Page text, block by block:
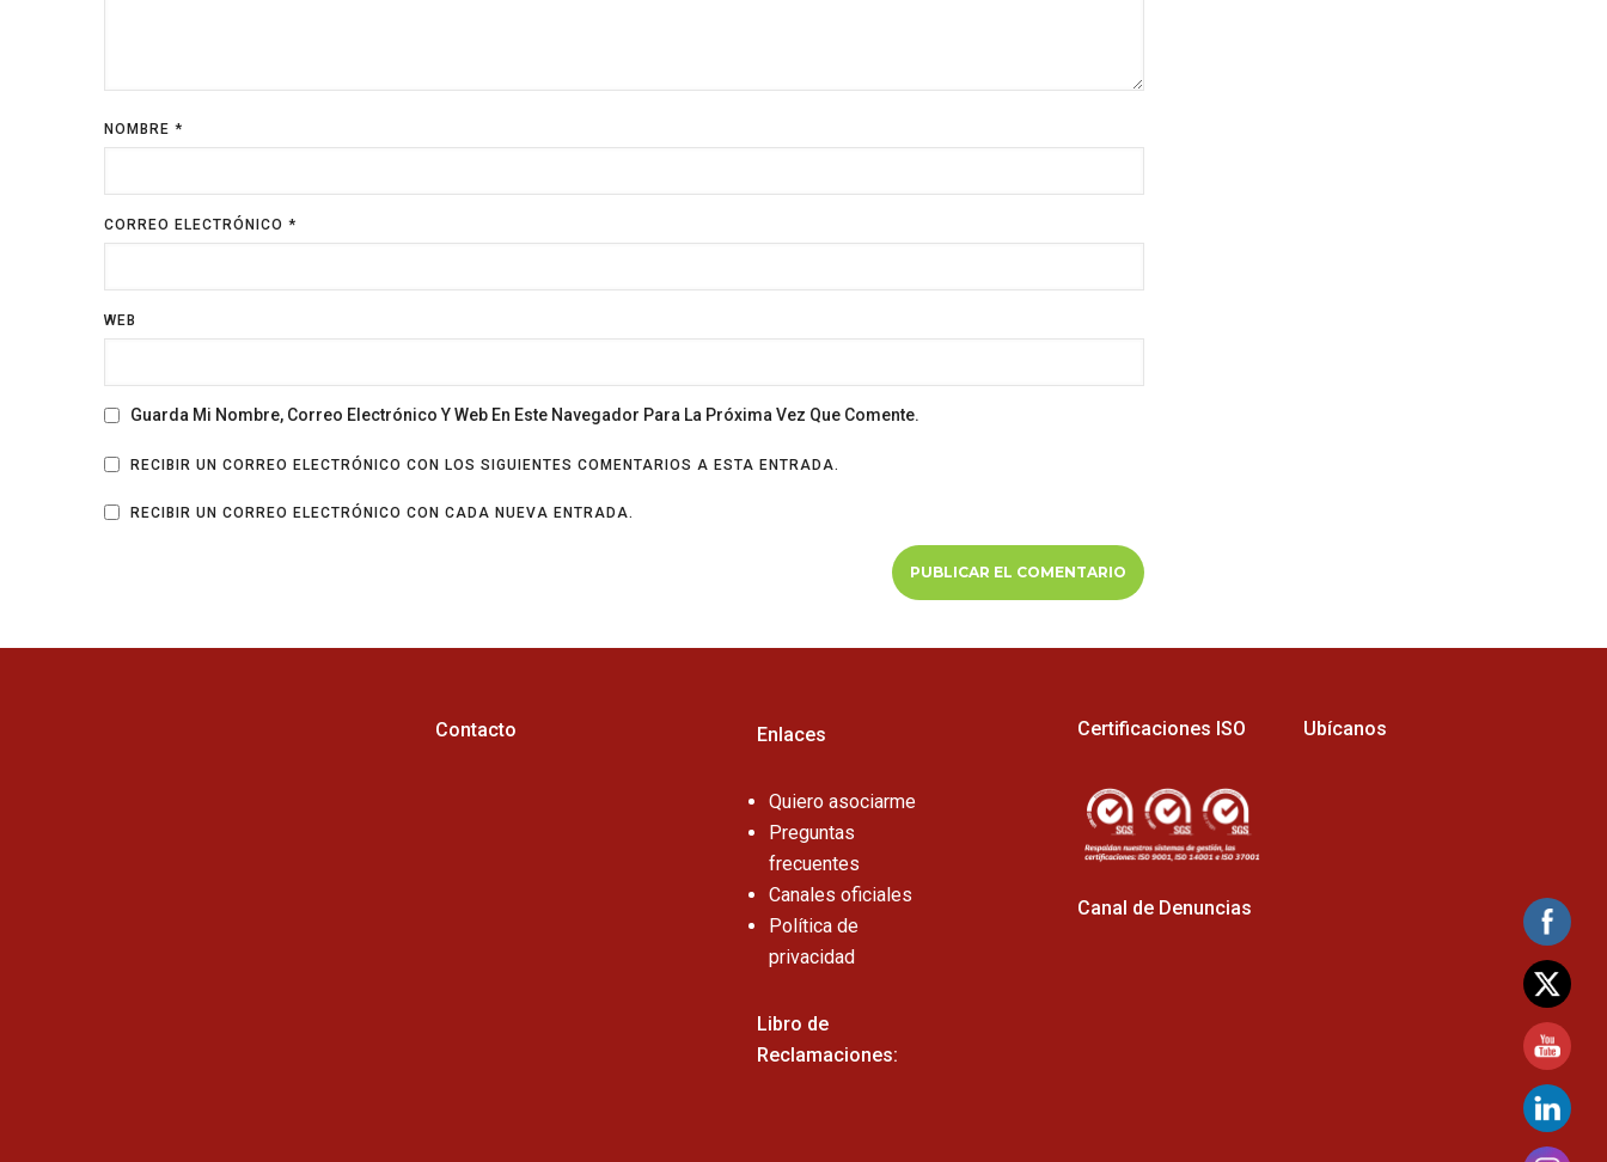
NOMBRE *
CORREO ELECTRÓNICO *
WEB
Guarda Mi Nombre, Correo Electrónico Y Web En Este Navegador Para La Próxima Vez Que Comente.
RECIBIR UN CORREO ELECTRÓNICO CON LOS SIGUIENTES COMENTARIOS A ESTA ENTRADA.
RECIBIR UN CORREO ELECTRÓNICO CON CADA NUEVA ENTRADA.
Contacto Enlaces
Quiero asociarme
Preguntas
frecuentes
Canales oficiales
Política de
privacidad
Libro de
Reclamaciones:
Certificaciones ISO
Canal de Denuncias
Ubícanos